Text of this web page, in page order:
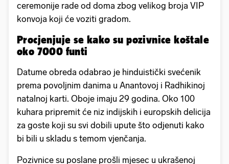
ceremonije rade od doma zbog velikog broja VIP
konvoja koji će voziti gradom.
Procjenjuje se kako su pozivnice koštale
oko 7000 funti
Datume obreda odabrao je hinduistički svećenik
prema povoljnim danima u Anantovoj i Radhikinoj
natalnoj karti. Oboje imaju 29 godina. Oko 100
kuhara pripremit će niz indijskih i europskih delicija
za goste koji su svi dobili upute što odjenuti kako
bi bili u skladu s temom vjenčanja.
Pozivnice su poslane prošli mjesec u ukrašenoj